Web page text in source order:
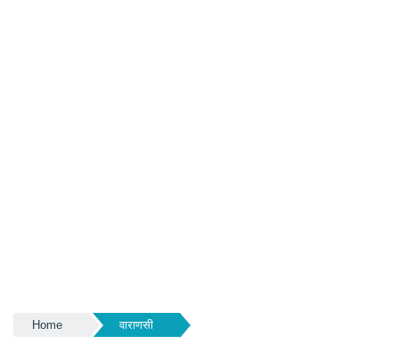
Home वाराणसी